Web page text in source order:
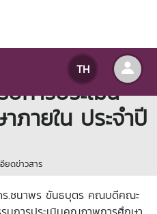
TH
รมสังคม คณะ
การประเมิน
ายใน ประจำปี
ยดข่าวสาร
.ชนาพร ขันธบุตร คณบดีคณะ